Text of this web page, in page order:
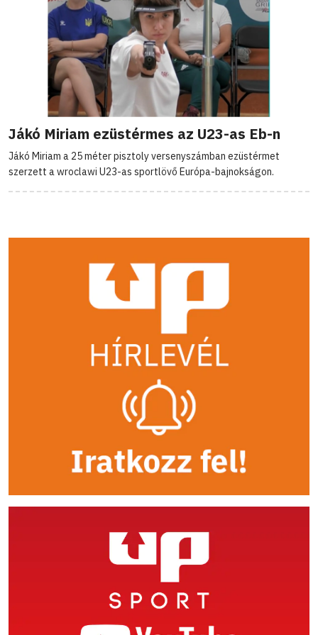
Jákó Miriam ezüstérmes az U23-as Eb-n
Jákó Miriam a 25 méter pisztoly versenyszámban ezüstérmet
szerzett a wroclawi U23-as sportlövő Európa-bajnokságon.